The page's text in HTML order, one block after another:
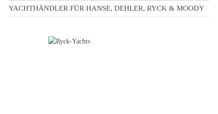
YACHTHÄNDLER FÜR HANSE, DEHLER, RYCK & MOODY